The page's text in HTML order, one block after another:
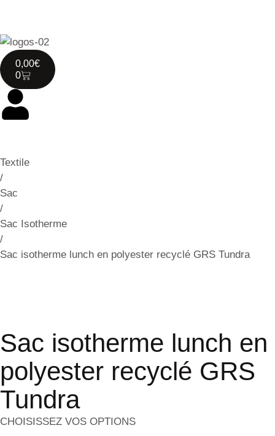
0,00€
0
Textile
/
Sac
/
Sac Isotherme
/
Sac isotherme lunch en polyester recyclé GRS Tundra
Sac isotherme lunch en
polyester recyclé GRS
Tundra
CHOISISSEZ VOS OPTIONS